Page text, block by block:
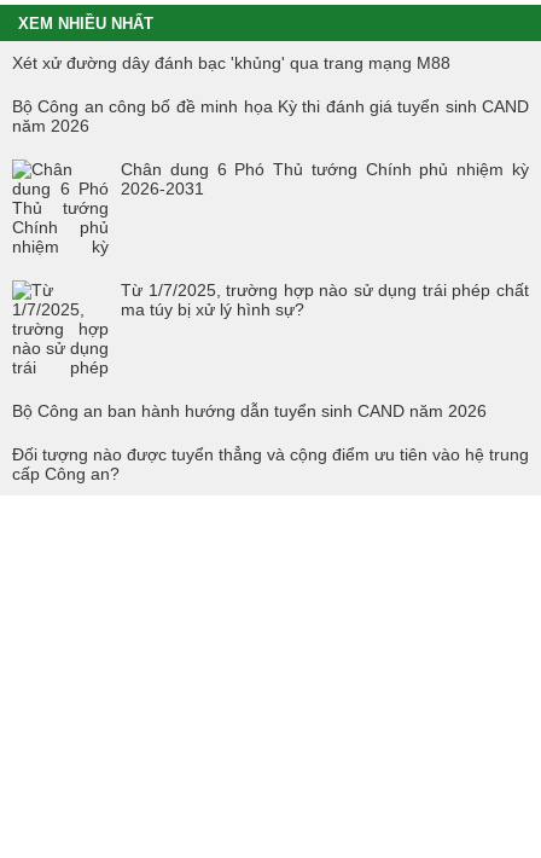
XEM NHIỀU NHẤT
Xét xử đường dây đánh bạc 'khủng' qua trang mạng M88
Bộ Công an công bố đề minh họa Kỳ thi đánh giá tuyển sinh CAND
năm 2026
Chân dung 6 Phó Thủ tướng Chính phủ nhiệm kỳ
2026-2031
Từ 1/7/2025, trường hợp nào sử dụng trái phép chất
ma túy bị xử lý hình sự?
Bộ Công an ban hành hướng dẫn tuyển sinh CAND năm 2026
Đối tượng nào được tuyển thẳng và cộng điểm ưu tiên vào hệ trung
cấp Công an?